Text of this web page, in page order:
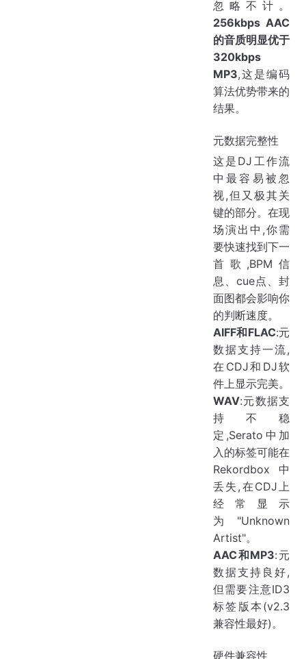
忽略不计。
256kbps AAC
的音质明显优于
320kbps
MP3,这是编码
算法优势带来的
结果。
元数据完整性
这是DJ工作流
中最容易被忽
视,但又极其关
键的部分。在现
场演出中,你需
要快速找到下一
首歌,BPM信
息、cue点、封
面图都会影响你
的判断速度。
AIFF和FLAC:元
数据支持一流,
在CDJ和DJ软
件上显示完美。
WAV:元数据支
持不稳
定,Serato中加
入的标签可能在
Rekordbox中
丢失,在CDJ上
经常显示
为"Unknown
Artist"。
AAC和MP3:元
数据支持良好,
但需要注意ID3
标签版本(v2.3
兼容性最好)。
硬件兼容性